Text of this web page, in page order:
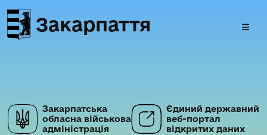
Закарпаття
Закарпатська
обласна військова
адміністрація
Єдиний державний
веб-портал
відкритих даних